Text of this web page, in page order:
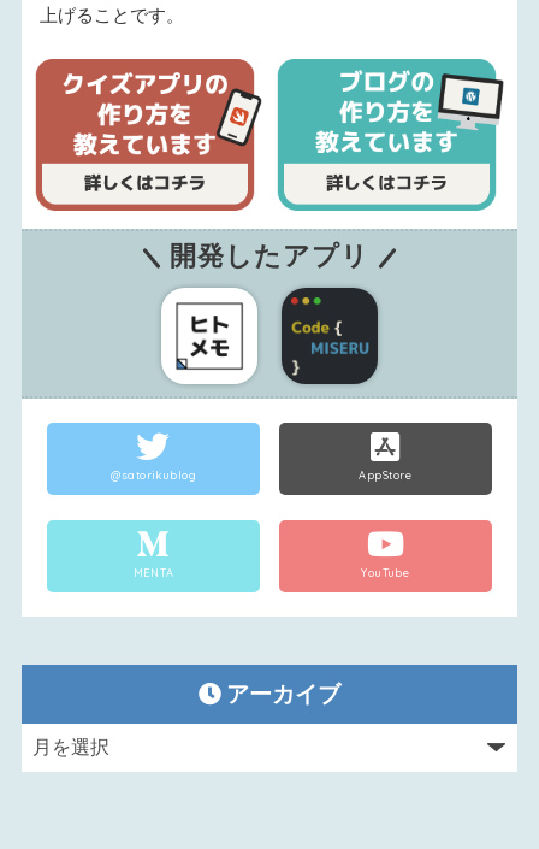
上げることです。
開発したアプリ
@satorikublog AppStore
MENTA YouTube
アーカイブ